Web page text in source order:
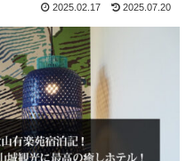
2025.02.17 2025.07.20